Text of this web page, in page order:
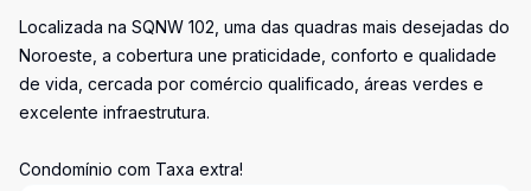
Localizada na SQNW 102, uma das quadras mais desejadas do
Noroeste, a cobertura une praticidade, conforto e qualidade
de vida, cercada por comércio qualificado, áreas verdes e
excelente infraestrutura.
Condomínio com Taxa extra!